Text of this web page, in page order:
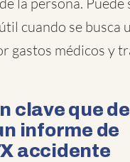
cuando se busca
gastos médicos y
clave que
informe de
accidente